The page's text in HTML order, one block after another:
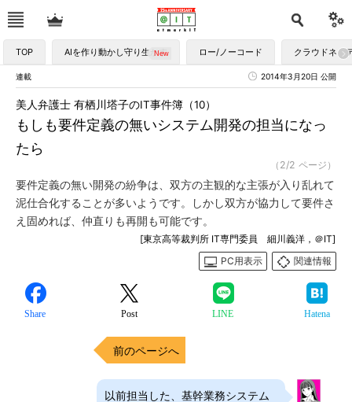
TOP AIを作り動かし守り生かす ロー/ノーコード クラウドネイ
連載 2014年3月20日 公開
もしも要件定義の無いシステム開発の担当になっ
たら
美人弁護士 有栖川塔子のIT事件簿（10）
（2/2 ページ）
要件定義の無い開発の紛争は、双方の主観的な主張が入り乱れて
泥仕合化することが多いようです。しかし双方が協力して要件さ
え固めれば、仲直りも再開も可能です。
[東京高等裁判所 IT専門委員 細川義洋，＠IT]
PC用表示
関連情報
Share Post LINE Hatena
前のページへ
以前担当した、基幹業務システム